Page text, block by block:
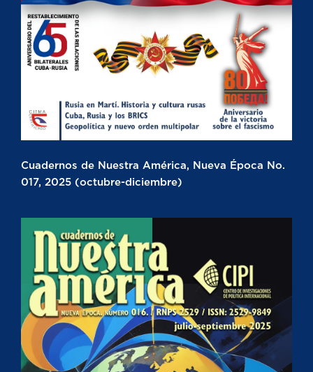
Cuadernos de Nuestra América, Nueva Época No.
017, 2025 (octubre-diciembre)